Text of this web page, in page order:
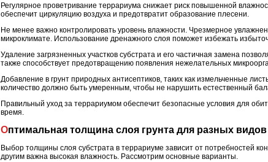
Регулярное проветривание террариума снижает риск повышенной
обеспечит циркуляцию воздуха и предотвратит образование плесени.
Не менее важно контролировать уровень влажности. Чрезмерное
микроклимате. Использование дренажного слоя поможет избежать
Удаление загрязненных участков субстрата и его частичная замена
также способствует предотвращению появления нежелательных
Добавление в грунт природных антисептиков, таких как измельченные
количество должно быть умеренным, чтобы не нарушить естественный
Правильный уход за террариумом обеспечит безопасные условия для
время.
Оптимальная толщина слоя грунта для разных
Выбор толщины слоя субстрата в террариуме зависит от потребностей
другим важна высокая влажность. Рассмотрим основные варианты.